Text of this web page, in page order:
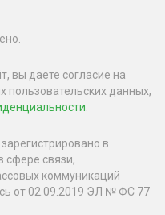
вы даете согласие на
пользовательских данных,
зарегистрировано в
сфере связи,
коммуникаций
от 02.09.2019 ЭЛ № ФС 77